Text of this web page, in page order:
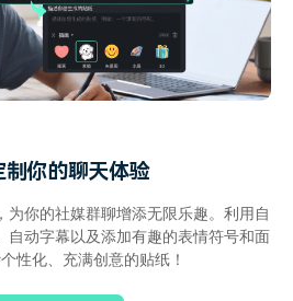
制你的聊天体验
为你的社媒群聊增添无限乐趣。利用自
自动字幕以及添加有趣的表情符号和面
性化、充满创意的贴纸！